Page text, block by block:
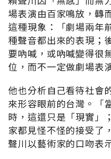
場表演由百家鳴放，轉
這種現象：「劇場兩年
種聲音都出來的表現；
要吶喊，或吶喊變得很
位，而不一定做劇場表
他也分析自己看待社會
來形容眼前的台灣。「
時，這還只是「現實」
家都見怪不怪的接受了
聲川以藝術家的口吻表